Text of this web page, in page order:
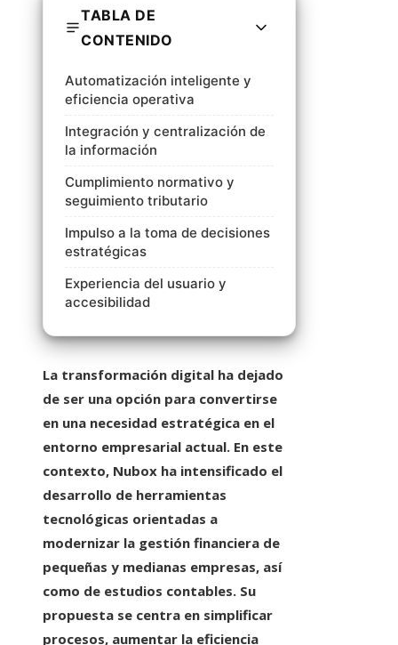
TABLA DE
CONTENIDO
Automatización inteligente y
eficiencia operativa
Integración y centralización de
la información
Cumplimiento normativo y
seguimiento tributario
Impulso a la toma de decisiones
estratégicas
Experiencia del usuario y
accesibilidad
La transformación digital ha dejado
de ser una opción para convertirse
en una necesidad estratégica en el
entorno empresarial actual. En este
contexto, Nubox ha intensificado el
desarrollo de herramientas
tecnológicas orientadas a
modernizar la gestión financiera de
pequeñas y medianas empresas, así
como de estudios contables. Su
propuesta se centra en simplificar
procesos, aumentar la eficiencia